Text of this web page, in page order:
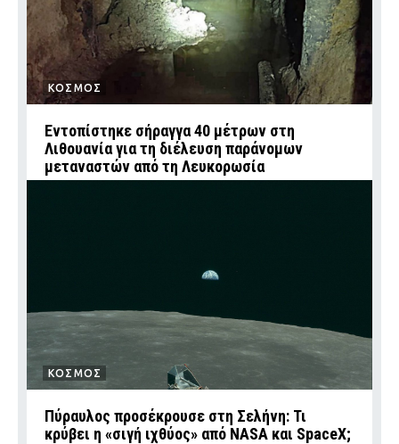
ΚΟΣΜΟΣ
Εντοπίστηκε σήραγγα 40 μέτρων στη
Λιθουανία για τη διέλευση παράνομων
μεταναστών από τη Λευκορωσία
ΚΟΣΜΟΣ
Πύραυλος προσέκρουσε στη Σελήνη: Τι
κρύβει η «σιγή ιχθύος» από NASA και SpaceX;